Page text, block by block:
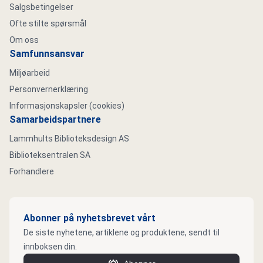
Salgsbetingelser
Ofte stilte spørsmål
Om oss
Samfunnsansvar
Miljøarbeid
Personvernerklæring
Informasjonskapsler (cookies)
Samarbeidspartnere
Lammhults Biblioteksdesign AS
Biblioteksentralen SA
Forhandlere
Abonner på nyhetsbrevet vårt
De siste nyhetene, artiklene og produktene, sendt til
innboksen din.